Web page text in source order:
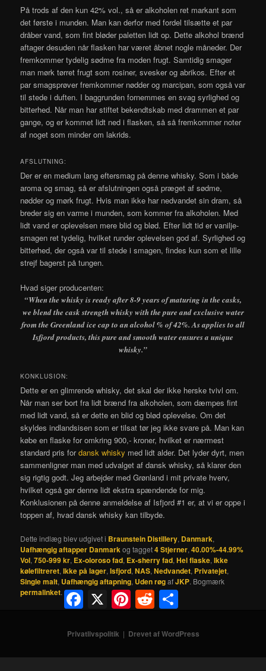
På trods af den kun 42% vol., så er alkoholen ret markant som
det første i munden. Man kan derfor med fordel tilsætte et par
dråber vand, som fint bløder paletten lidt op. Dette alkohol brænd
aftager desuden når flasken har været åbnet nogle måneder. Der
fremkommer tydelig sødme fra moden frugt. Samtidig smager
man mørk tørret frugt som rosiner, svesker og abrikos. Efter et
par smagsprøver fremkommer nødder og marcipan, som også var
til stede i duften. I baggrunden fornemmes en svag syrlighed og
bitterhed. Når man har stiftet bekendtskab med drammen et par
gange, og er kommet lidt ned i flasken, så så fremkommer noter
af noget som minder om lakrids.
AFSLUTNING:
Der er en medium lang eftersmag på denne whisky. Som i både
aroma og smag, så er afslutningen også præget af sødme,
nødder og mørk frugt. Hvis man ikke har nedvandet sin dram, så
breder sig en varme i munden, som kommer fra alkoholen. Med
lidt vand er oplevelsen mere blid og blød. Efter lidt tid er vanilje-
smagen ret tydelig, hvilket runder oplevelsen god af. Syrlighed og
bitterhed, der også var til stede i smagen, findes kun som et lille
strejf bagerst på tungen.
Hvad siger producenten:
“When the whisky is ready after 8-9 years of maturing in the casks,
we blend the cask strength whisky with the pure and exclusive water
from the Greenland ice cap to an alcohol % of 42%. As applies to all
Isfjord products, this pure and smooth water ensures a unique
whisky.”
KONKLUSION:
Dette er en glimrende whisky, det skal der ikke herske tvivl om.
Når man ser bort fra lidt brænd fra alkoholen, som dæmpes fint
med lidt vand, så er dette en blid og blød oplevelse. Om det
skyldes indlandsisen som er tilsat tør jeg ikke svare på. Man kan
købe en flaske for omkring 900,- kroner, hvilket er nærmest
standard pris fordansk whisky med lidt alder. Det lyder dyrt, men
sammenligner man med udvalget af dansk whisky, så klarer den
sig rigtig godt. Jeg arbejder med Grønland i mit private hverv,
hvilket også gør denne lidt ekstra spændende for mig.
Konklusionen på denne anmeldelse af Isfjord #1 er, at vi er oppe i
toppen af, hvad dansk whisky kan tilbyde.
Dette indlæg blev udgivet i Braunstein Distillery, Danmark,
Uafhængig aftapper Danmarkog tagget4 Stjerner,40.00%-44.99%
Vol,750-999 kr, Ex-oloroso fad, Ex-sherry fad,Hel flaske,Ikke
kølefiltreret,Ikke på lager,Isfjord,NAS,Nedvandet, Privatejet,
Single malt, Uafhængig aftapning, Uden røgafJKP. Bogmærk
permalinket.
Privatlivspolitik Drevet af WordPress
Facebook
X PinterestReddit